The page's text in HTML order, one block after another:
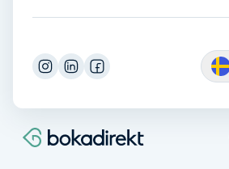
Friskvårdsmassage
Funktionsanalys